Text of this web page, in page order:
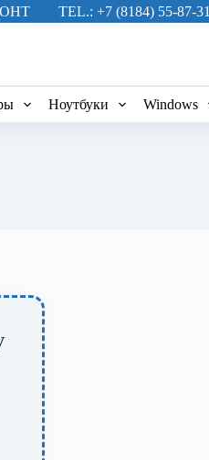
TEL.: +7 (8184) 55-87-31
Ноутбуки Windows